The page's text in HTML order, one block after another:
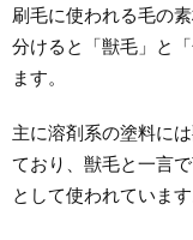
刷毛に使われる毛の
分けると「獣毛」と
ます。
主に溶剤系の塗料に
ており、獣毛と一言
として使われています